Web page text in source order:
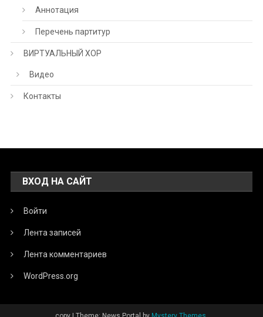
Аннотация
Перечень партитур
ВИРТУАЛЬНЫЙ ХОР
Видео
Контакты
ВХОД НА САЙТ
Войти
Лента записей
Лента комментариев
WordPress.org